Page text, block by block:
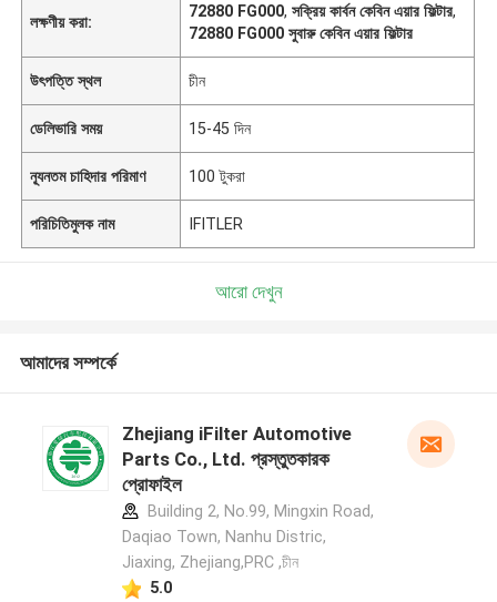
লক্ষণীয় করা:
72880 FG000,সক্রিয় কার্বন কেবিন এয়ার ফিল্টার,
72880 FG000 সুবারু কেবিন এয়ার ফিল্টার
উৎপত্তি স্থল চীন
ডেলিভারি সময় 15-45 দিন
ন্যূনতম চাহিদার পরিমাণ 100 টুকরা
পরিচিতিমুলক নাম IFITLER
আরো দেখুন
আমাদের সম্পর্কে
Zhejiang iFilter Automotive
Parts Co., Ltd. প্রস্তুতকারক
প্রোফাইল
Building 2, No.99, Mingxin Road,
Daqiao Town, Nanhu Distric,
Jiaxing, Zhejiang,PRC ,চীন
5.0